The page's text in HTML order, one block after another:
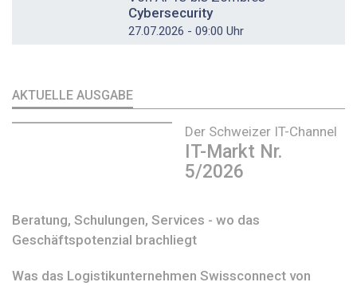
Cybersecurity
27.07.2026 - 09:00 Uhr
AKTUELLE AUSGABE
Der Schweizer IT-Channel
IT-Markt Nr.
5/2026
Beratung, Schulungen, Services - wo das
Geschäftspotenzial brachliegt
Was das Logistikunternehmen Swissconnect von